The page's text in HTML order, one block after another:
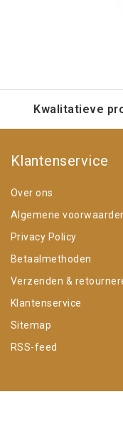
Kwalitatieve
Klantenservice
Over ons
Algemene
Privacy Policy
Betaalmethoden
Verzenden &
Klantenservice
Sitemap
RSS-feed